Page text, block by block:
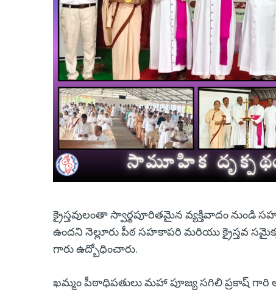
క్రైస్తవులంతా స్వార్థపూరితమైన వ్యక్తివాదం
ఉందని నెల్లూరు పీఠ సహకాపరి మరియు క్రైస్తవ
గారు ఉద్బోధించారు.
ఖమ్మం పీఠాధిపతులు మహా పూజ్య సగిలి ప్రకాష్